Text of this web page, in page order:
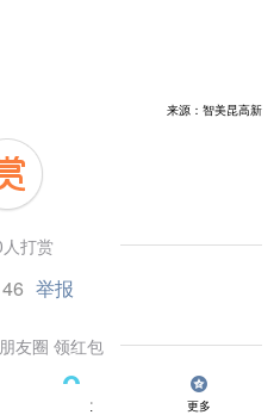
来源：智美昆高新
打赏
举报
友圈 领红包
QQ好友 更多